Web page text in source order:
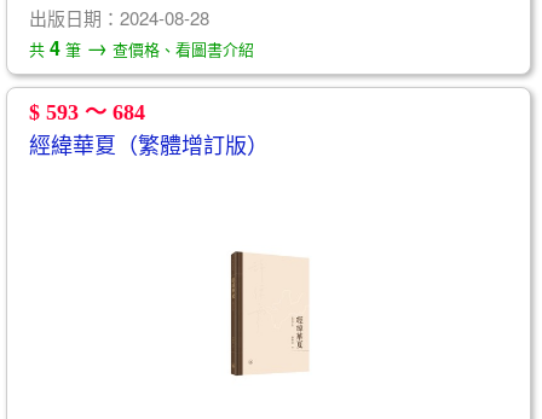
出版日期：2024-08-28
共 4 筆 → 查價格、看圖書介紹
$ 593 ～ 684
經緯華夏（繁體增訂版）